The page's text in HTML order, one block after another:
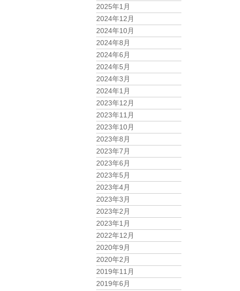
2025年1月
2024年12月
2024年10月
2024年8月
2024年6月
2024年5月
2024年3月
2024年1月
2023年12月
2023年11月
2023年10月
2023年8月
2023年7月
2023年6月
2023年5月
2023年4月
2023年3月
2023年2月
2023年1月
2022年12月
2020年9月
2020年2月
2019年11月
2019年6月